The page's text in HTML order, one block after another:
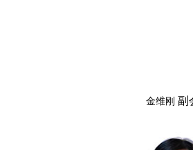
金维刚 副